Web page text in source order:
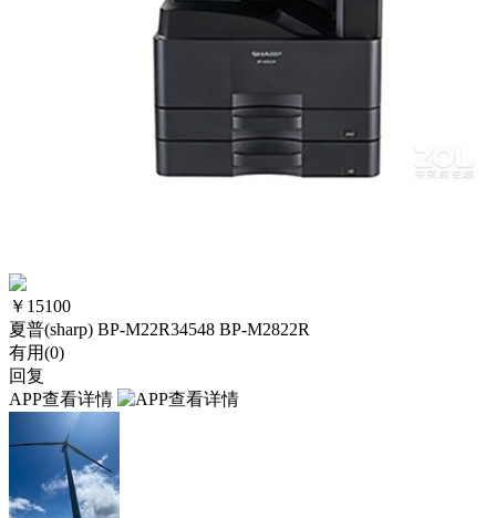
￥ 15100
夏普(sharp) BP-M22R34548 BP-M2822R
有用(0)
回复
APP查看详情